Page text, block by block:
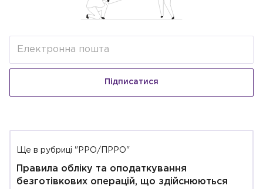
Підписатися
Ще в рубриці "РРО/ПРРО"
Правила обліку та оподаткування
безготівкових операцій, що здійснюються